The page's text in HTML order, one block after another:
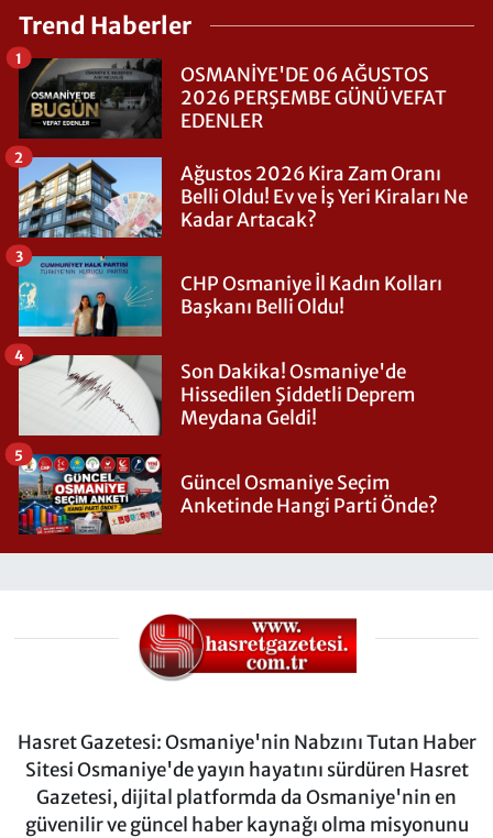
Trend Haberler
OSMANİYE'DE 06 AĞUSTOS
2026 PERŞEMBE GÜNÜ VEFAT
EDENLER
1
Ağustos 2026 Kira Zam Oranı
Belli Oldu! Ev ve İş Yeri Kiraları Ne
Kadar Artacak?
2
CHP Osmaniye İl Kadın Kolları
Başkanı Belli Oldu!
3
Son Dakika! Osmaniye'de
Hissedilen Şiddetli Deprem
Meydana Geldi!
4
Güncel Osmaniye Seçim
Anketinde Hangi Parti Önde?
5
Hasret Gazetesi: Osmaniye'nin Nabzını Tutan Haber
Sitesi Osmaniye'de yayın hayatını sürdüren Hasret
Gazetesi, dijital platformda da Osmaniye'nin en
güvenilir ve güncel haber kaynağı olma misyonunu